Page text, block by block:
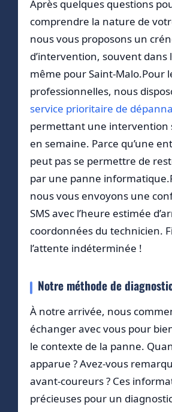
Après quelques questions
comprendre la nature de
nous vous proposons un
d’intervention, souvent dans
même pour Saint-Malo.Pour
professionnelles, nous
service prioritaire de
permettant une intervention
en semaine. Parce qu’une
peut pas se permettre de
par une panne
nous vous envoyons une
SMS avec l’heure estimée
coordonnées du technicien.
l’attente indéterminée !
Notre méthode de
À notre arrivée, nous
échanger avec vous pour
le contexte de la panne.
apparue ? Avez-vous
avant-coureurs ? Ces
précieuses pour un